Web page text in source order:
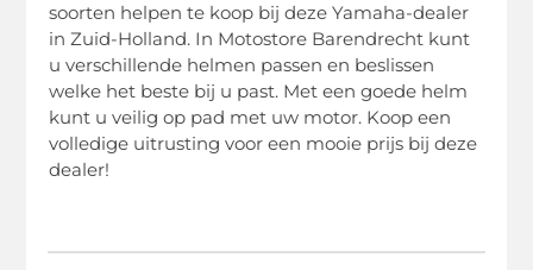
soorten helpen te koop bij deze Yamaha-dealer
in Zuid-Holland. In Motostore Barendrecht kunt
u verschillende helmen passen en beslissen
welke het beste bij u past. Met een goede helm
kunt u veilig op pad met uw motor. Koop een
volledige uitrusting voor een mooie prijs bij deze
dealer!